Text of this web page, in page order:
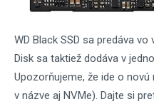
WD Black SSD sa predáva vo
Disk sa taktiež dodáva v
Upozorňujeme, že ide o
v názve aj NVMe). Dajte si